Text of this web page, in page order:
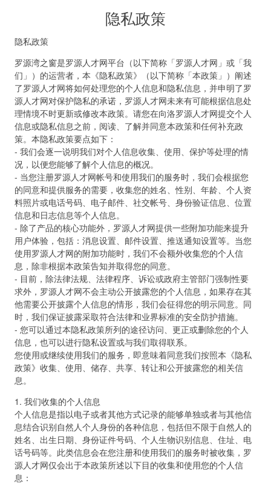
隐私政策
隐私政策
罗源湾之窗是罗源人才网平台（以下简称「罗源人才网」或「我
们」）的运营者，本《隐私政策》（以下简称「本政策」）阐述
了罗源人才网将如何处理您的个人信息和隐私信息，并申明了罗
源人才网对保护隐私的承诺，罗源人才网未来有可能根据信息处
理情境不时更新或修改本政策。请您在向洛罗源人才网提交个人
信息或隐私信息之前，阅读、了解并同意本政策和任何补充政
策。本隐私政策要点如下：
- 我们会逐一说明我们对个人信息收集、使用、保护等处理的情
况，以便您能够了解个人信息的概况。
- 当您注册罗源人才网帐号和使用我们的服务时，我们会根据您
的同意和提供服务的需要，收集您的姓名、性别、年龄、个人资
料照片或电话号码、电子邮件、社交帐号、身份验证信息、位置
信息和日志信息等个人信息。
- 除了产品的核心功能外，罗源人才网提供一些附加功能来提升
用户体验，包括：消息设置、邮件设置、推送通知设置等。当您
使用罗源人才网的附加功能时，我们不会额外收集您的个人信
息，除非根据本政策告知并取得您的同意。
- 目前，除法律法规、法律程序、诉讼或政府主管部门强制性要
求外，罗源人才网不会主动公开披露您的个人信息，如果存在其
他需要公开披露个人信息的情形，我们会征得您的明示同意。同
时，我们保证披露采取符合法律和业界标准的安全防护措施。
- 您可以通过本隐私政策所列的途径访问、更正或删除您的个人
信息，也可以进行隐私设置或与我们取得联系。
您使用或继续使用我们的服务，即意味着同意我们按照本《隐私
政策》收集、使用、储存、共享、转让和公开披露您的相关信
息。
1. 我们收集的个人信息
个人信息是指以电子或者其他方式记录的能够单独或者与其他信
息结合识别自然人个人身份的各种信息，包括但不限于自然人的
姓名、出生日期、身份证件号码、个人生物识别信息、住址、电
话号码等。此类信息会在您注册和使用我们的服务时被收集，罗
源人才网仅会出于本政策所述以下目的收集和使用您的个人信
息：